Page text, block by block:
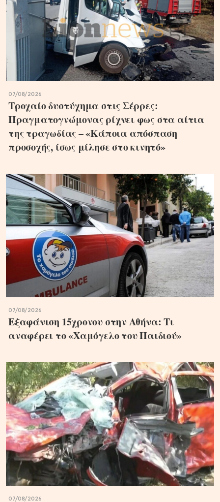
07/08/2026
Τροχαίο δυστύχημα στις Σέρρες:
Πραγματογνώμονας ρίχνει φως στα αίτια
της τραγωδίας – «Κάποια απόσπαση
προσοχής, ίσως μίλησε στο κινητό»
07/08/2026
Εξαφάνιση 15χρονου στην Αθήνα: Τι
αναφέρει το «Χαμόγελο του Παιδιού»
07/08/2026